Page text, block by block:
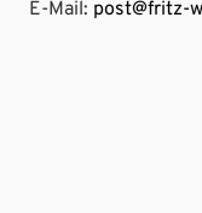
E-Mail: post@fritz-